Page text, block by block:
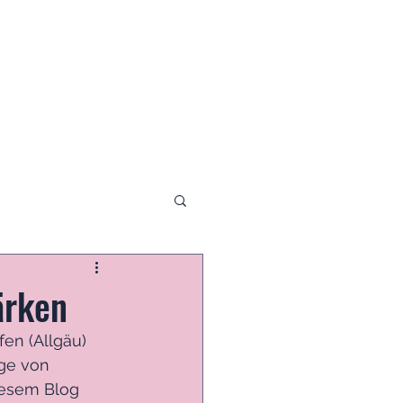
(Allgäu)
von
Blog